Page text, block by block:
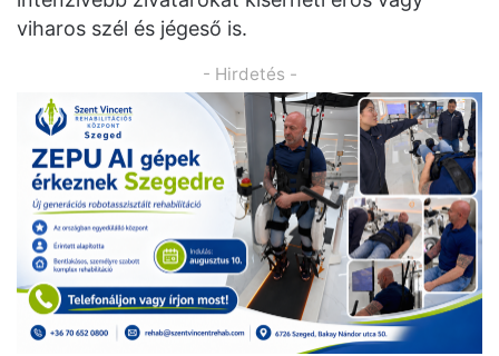
viharos szél és jégeső is.
- Hirdetés -